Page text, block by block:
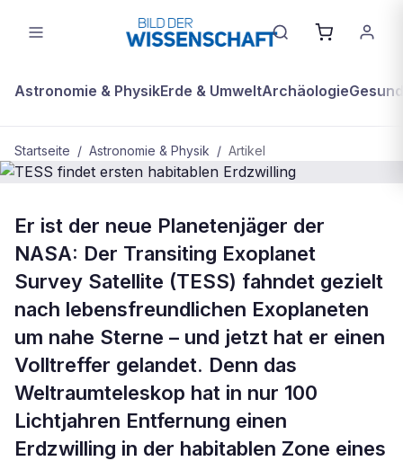
Astronomie & PhysikErde & UmweltArchäologie
Startseite / Astronomie & Physik / Artikel
TESS findet ersten habitablen
Erdzwilling
Er ist der neue Planetenjäger der
NASA: Der Transiting Exoplanet
Survey Satellite (TESS) fahndet gezielt
nach lebensfreundlichen Exoplaneten
um nahe Sterne – und jetzt hat er einen
Volltreffer gelandet. Denn das
Weltraumteleskop hat in nur 100
Lichtjahren Entfernung einen
Erdzwilling in der habitablen Zone eines